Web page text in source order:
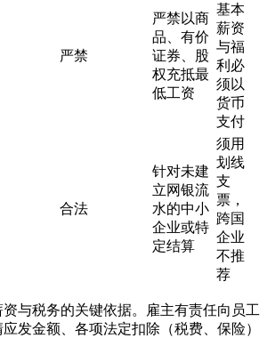
严禁
严禁以商
品、有价
证券、股
权充抵最
低工资
基本
薪资
与福
利必
须以
货币
支付
合法
针对未建
立网银流
水的中小
企业或特
定结算
须用
划线
支
票，
跨国
企业
不推
荐
与税务的关键依据。雇主有责任向员工
发金额、各项法定扣除（税费、保险）